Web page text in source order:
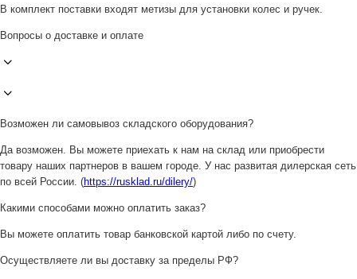
В комплект поставки входят метизы для установки колес и ручек.
Вопросы о доставке и оплате
Возможен ли самовывоз складского оборудования?
Да возможен. Вы можете приехать к нам на склад или приобрести
товару наших партнеров в вашем городе. У нас развитая дилерская сеть
по всей России. (https://rusklad.ru/dilery/)
Какими способами можно оплатить заказ?
Вы можете оплатить товар банковской картой либо по счету.
Осуществляете ли вы доставку за пределы РФ?